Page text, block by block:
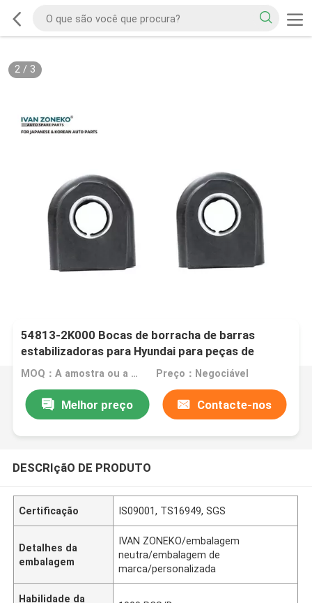
2/ 3
54813-2K000 Bocas de borracha de barras
estabilizadoras para Hyundai para peças de
suspensão Kia
MOQ：A amostra ou a ordem experimental são aceitadas Preço：Negociável
Melhor preço Contacte-nos
DESCRIçãO DE PRODUTO
Certificação IS09001, TS16949, SGS
Detalhes da
embalagem
IVAN ZONEKO/embalagem
neutra/embalagem de
marca/personalizada
Habilidade da